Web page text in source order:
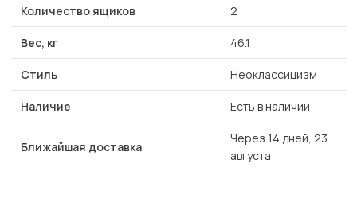
Количество ящиков 2
Вес, кг 46.1
Стиль Неоклассицизм
Наличие Есть в наличии
Ближайшая доставка
Через 14 дней, 23
августа